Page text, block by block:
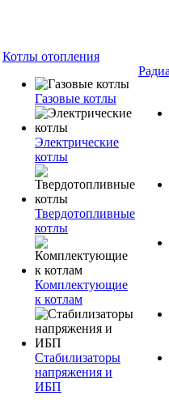
Котлы отопления
Газовые котлы
Электрические
котлы
Твердотопливные
котлы
Комплектующие
к котлам
Стабилизаторы
напряжения и
ИБП